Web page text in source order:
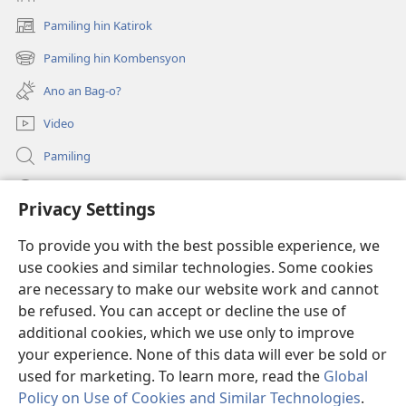
Privacy Settings
To provide you with the best possible experience, we
use cookies and similar technologies. Some cookies
are necessary to make our website work and cannot
be refused. You can accept or decline the use of
additional cookies, which we use only to improve
your experience. None of this data will ever be sold or
used for marketing. To learn more, read the Global
Policy on Use of Cookies and Similar Technologies.
Pamiling hin Katirok
(opens
new
window)
Pamiling hin Kombensyon
(opens
new
window)
Ano an Bag-o?
Video
Pamiling
(opens
window)Watchtower ONLINE LIBRARY
(opens
new
window)JW Hub ®
(opens
new
window)